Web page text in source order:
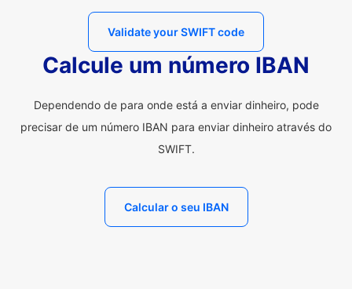
Validate your SWIFT code
Calcule um número IBAN
Dependendo de para onde está a enviar dinheiro, pode
precisar de um número IBAN para enviar dinheiro através do
SWIFT.
Calcular o seu IBAN